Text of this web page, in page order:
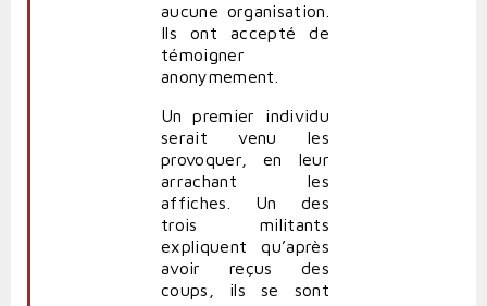
aucune organisation.
Ils ont accepté de
témoigner
anonymement.
Un premier individu
serait venu les
provoquer, en leur
arrachant les
affiches. Un des
trois militants
expliquent qu’après
avoir reçus des
coups, ils se sont